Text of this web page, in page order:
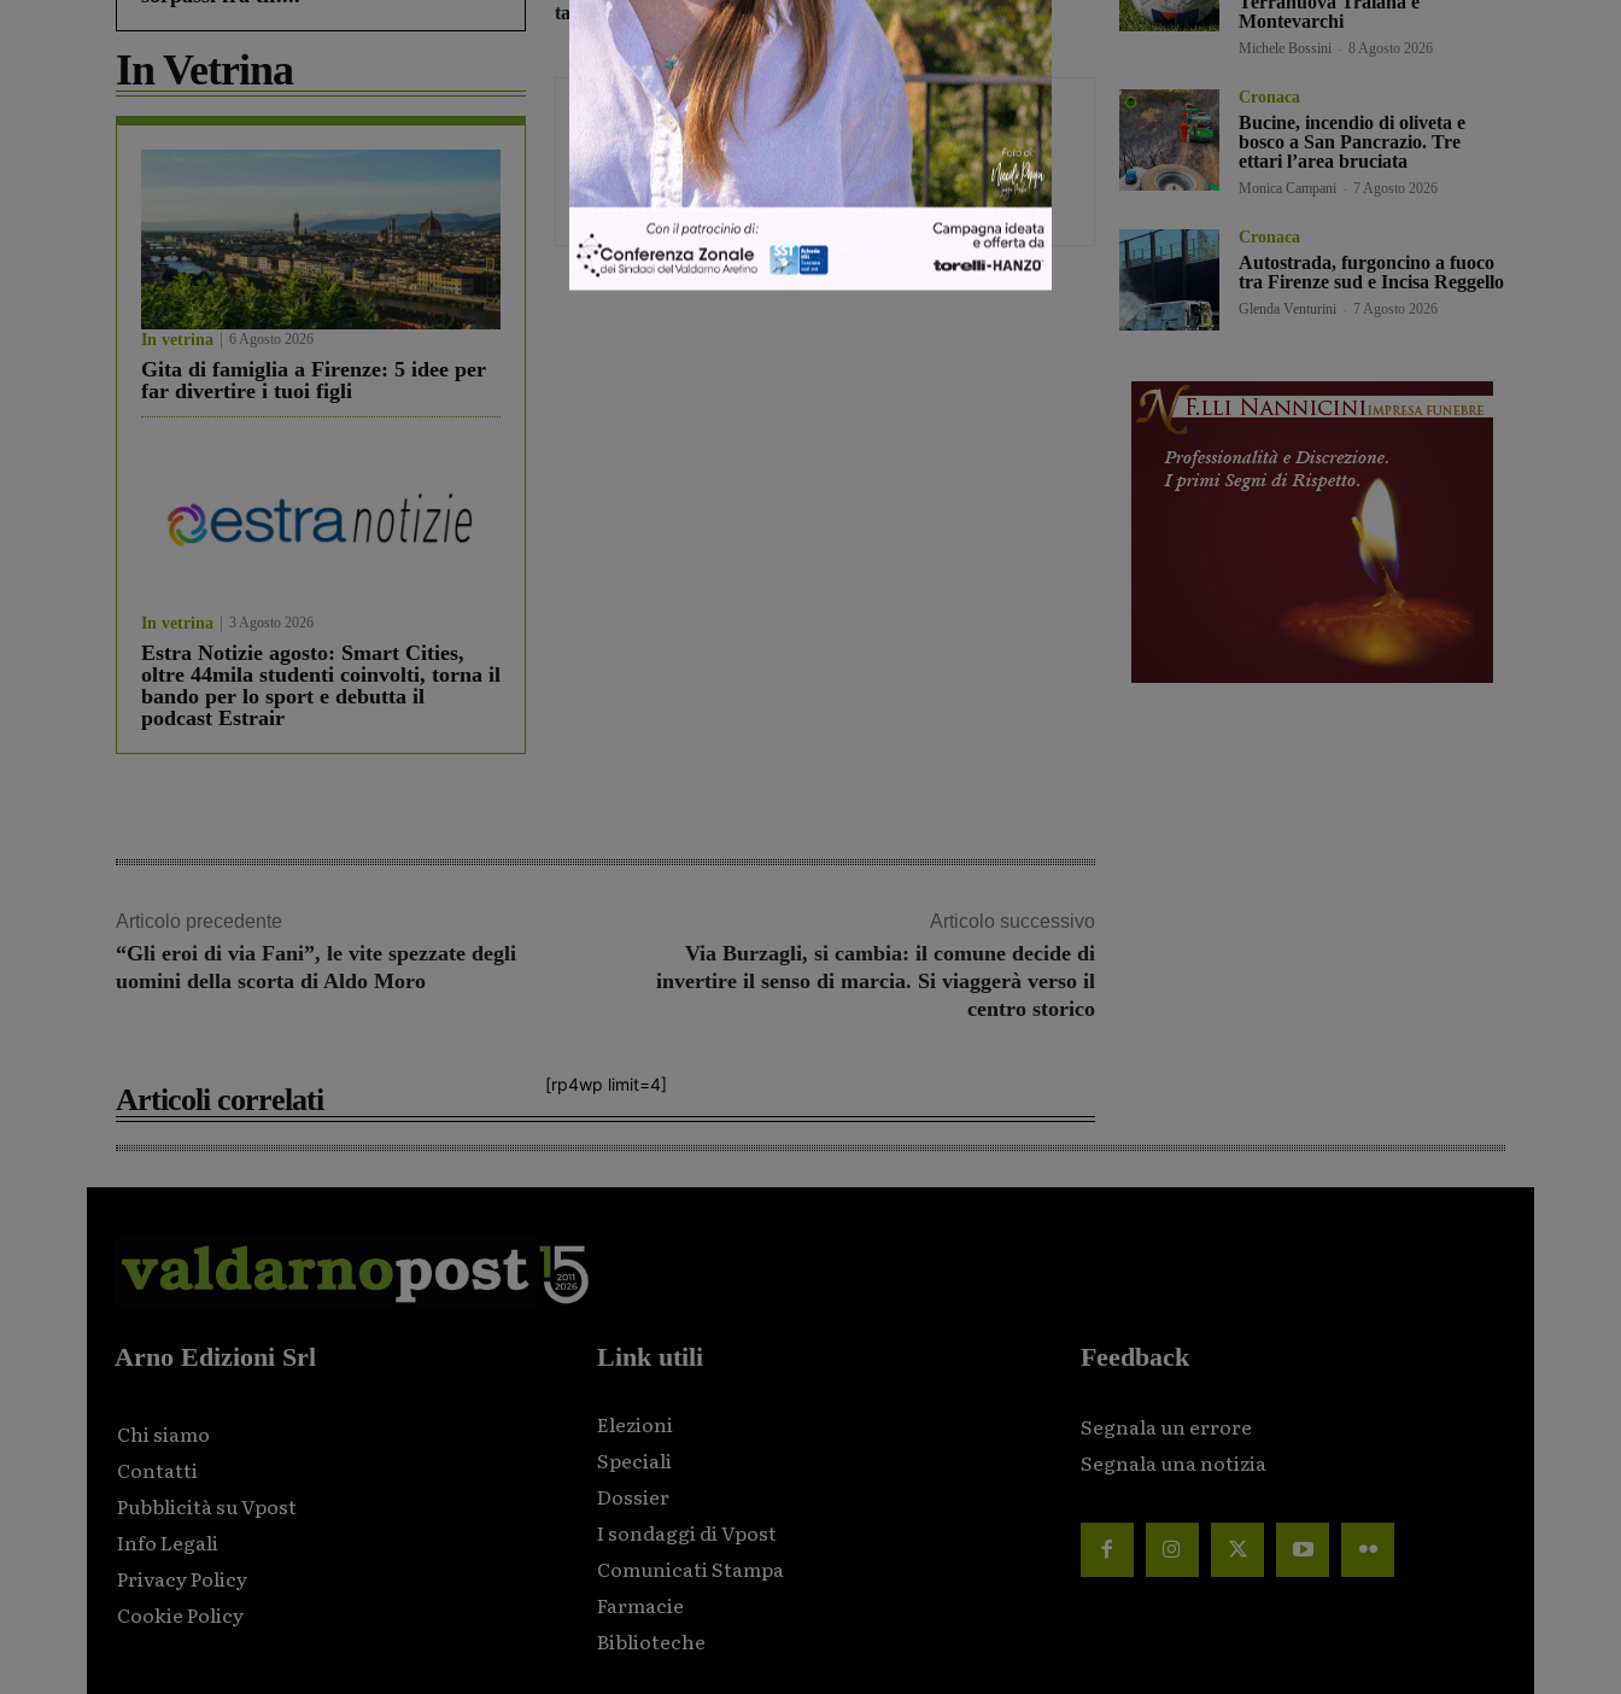
In Vetrina
In vetrina 6 Agosto 2026
Gita di famiglia a Firenze: 5 idee per
far divertire i tuoi figli
In vetrina 3 Agosto 2026
Estra Notizie agosto: Smart Cities,
oltre 44mila studenti coinvolti, torna il
bando per lo sport e debutta il
podcast Estrair
tappeto la capolista.
Michele Bossini
Articolo precedente
“Gli eroi di via Fani”, le vite spezzate degli
uomini della scorta di Aldo Moro
Articolo successivo
Via Burzagli, si cambia: il comune decide di
invertire il senso di marcia. Si viaggerà verso il
centro storico
[rp4wp limit=4]
Articoli correlati
Montevarchi
Michele Bossini 8 Agosto 2026
Cronaca
Bucine, incendio di oliveta e
bosco a San Pancrazio. Tre
ettari l’area bruciata
Monica Campani 7 Agosto 2026
Cronaca
Autostrada, furgoncino a fuoco
tra Firenze sud e Incisa Reggello
Glenda Venturini 7 Agosto 2026
Arno Edizioni Srl
Chi siamo
Contatti
Pubblicità su Vpost
Info Legali
Privacy Policy
Cookie Policy
Link utili
Elezioni
Speciali
Dossier
I sondaggi di Vpost
Comunicati Stampa
Farmacie
Biblioteche
Feedback
Segnala un errore
Segnala una notizia